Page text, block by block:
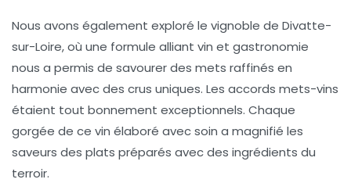
Nous avons également exploré le vignoble de Divatte-
sur-Loire, où une formule alliant vin et gastronomie
nous a permis de savourer des mets raffinés en
harmonie avec des crus uniques. Les accords mets-vins
étaient tout bonnement exceptionnels. Chaque
gorgée de ce vin élaboré avec soin a magnifié les
saveurs des plats préparés avec des ingrédients du
terroir.